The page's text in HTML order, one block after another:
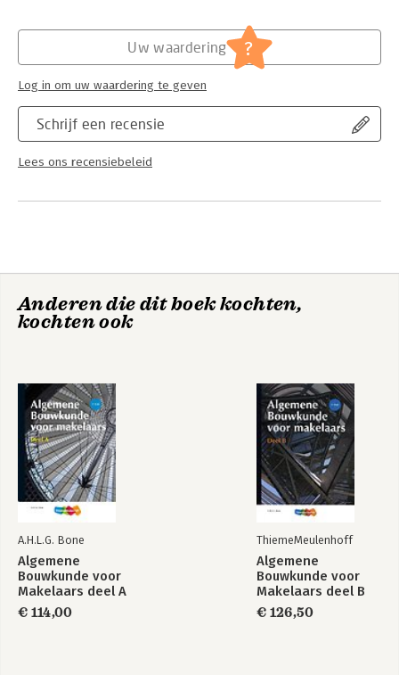
Hoofdrubriek:
Financieel management
Serie:
Schrijf een recensie
Lees ons recensiebeleid
Uw waardering ?
Log in om uw waardering te geven
Anderen die dit boek kochten,
kochten ook
A.H.L.G. Bone
Algemene
Bouwkunde voor
Makelaars deel A
€ 114,00
ThiemeMeulenhoff
Algemene
Bouwkunde voor
Makelaars deel B
€ 126,50